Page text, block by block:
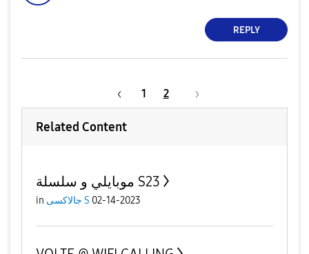
REPLY
1 2
Related Content
موبايلي و سلسلة S23
in جالاكسى S 02-14-2023